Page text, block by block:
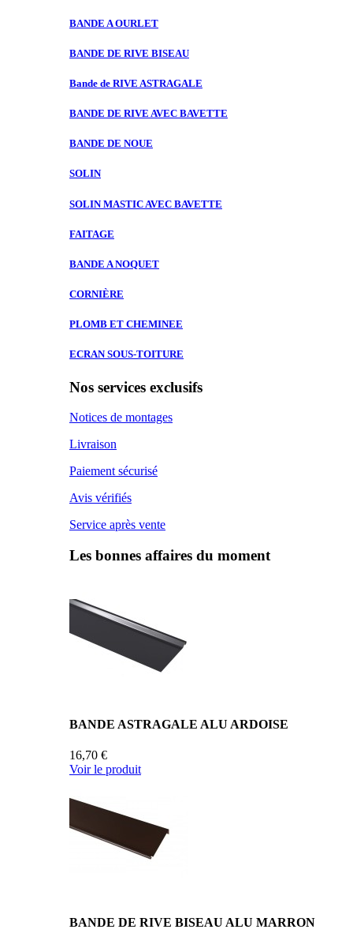
BANDE AOURLET
BANDE DE RIVE BISEAU
Bande de RIVE ASTRAGALE
BANDE DE RIVE AVEC BAVETTE
BANDE DE NOUE
SOLIN
SOLIN MASTIC AVEC BAVETTE
FAITAGE
BANDE ANOQUET
CORNIÈRE
PLOMB ET CHEMINEE
ECRAN SOUS-TOITURE
Nos services exclusifs
Notices de montages
Livraison
Paiement sécurisé
Avis vérifiés
Service après vente
Les bonnes affaires du moment
BANDE ASTRAGALE ALU ARDOISE
16,70 €
Voir le produit
BANDE DE RIVE BISEAU ALU MARRON